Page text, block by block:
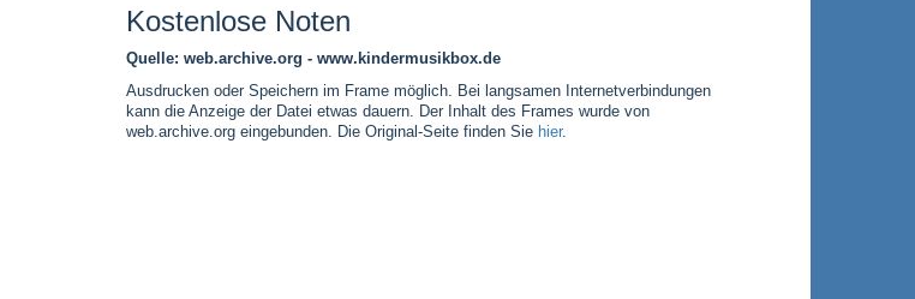
Kostenlose Noten
Quelle: web.archive.org - www.kindermusikbox.de
Ausdrucken oder Speichern im Frame möglich. Bei langsamen Internetverbindungen
kann die Anzeige der Datei etwas dauern. Der Inhalt des Frames wurde von
web.archive.org eingebunden. Die Original-Seite finden Sie hier.